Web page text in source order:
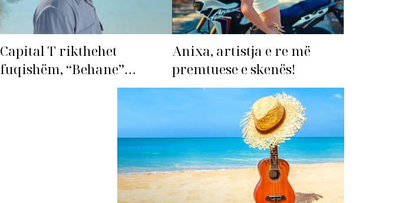
Capital T rikthehet
fuqishëm, “Behane”
premton të bëhet fiksimi i
Anixa, artistja e re më
premtuese e skenës!